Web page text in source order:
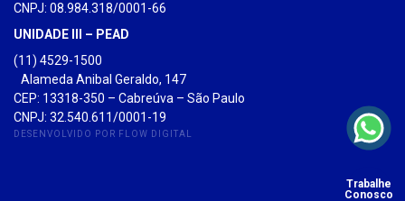
CNPJ: 08.984.318/0001-66
UNIDADE III – PEAD
(11) 4529-1500
Alameda Anibal Geraldo, 147
CEP: 13318-350 – Cabreúva – São Paulo
CNPJ: 32.540.611/0001-19
DESENVOLVIDO POR FLOW DIGITAL
Trabalhe
Conosco